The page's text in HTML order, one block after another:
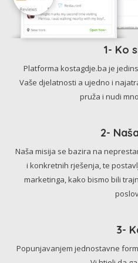
1- Ko
Platforma kostagdje.ba je
Vaše djelatnosti a ujedno i
pruža i nudi
2-
Naša misija se bazira na
i konkretnih rješenja, te
marketinga, kako bismo bili
3-
Popunjavanjem jednostavne